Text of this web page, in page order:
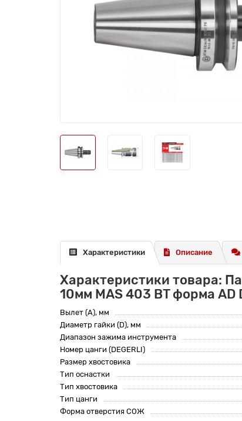
Характеристики Описание
Характеристики товара:
10мм MAS 403 BT форма AD
Вылет (A), мм
Диаметр гайки (D), мм
Диапазон зажима инструмента
Номер цанги (DEGERLI)
Размер хвостовика
Тип оснастки
Тип хвостовика
Тип цанги
Форма отверстия СОЖ